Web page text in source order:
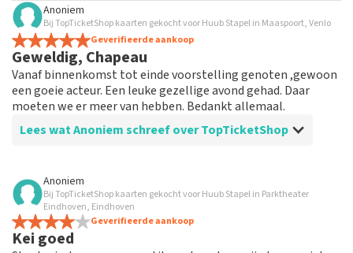
Anoniem
Bij TopTicketShop kaarten gekocht voor Huub Stapel in Maaspoort, Venlo
Geverifieerde aankoop
Geweldig, Chapeau
Vanaf binnenkomst tot einde voorstelling genoten ,gewoon
een goeie acteur. Een leuke gezellige avond gehad. Daar
moeten we er meer van hebben. Bedankt allemaal.
Lees wat Anoniem schreef over TopTicketShop
Beoordeling van Anoniem over
Top
Beetje verwarrend omdat er een andere achternaam
opstond. Heb ik toch nog moeten navragen bij jullie.
Anoniem
Bij TopTicketShop kaarten gekocht voor Huub Stapel in Parktheater
Eindhoven, Eindhoven
Geverifieerde aankoop
Kei goed